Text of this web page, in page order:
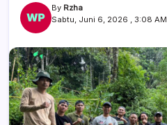
By Rzha
Sabtu, Juni 6, 2026 , 3:08 AM